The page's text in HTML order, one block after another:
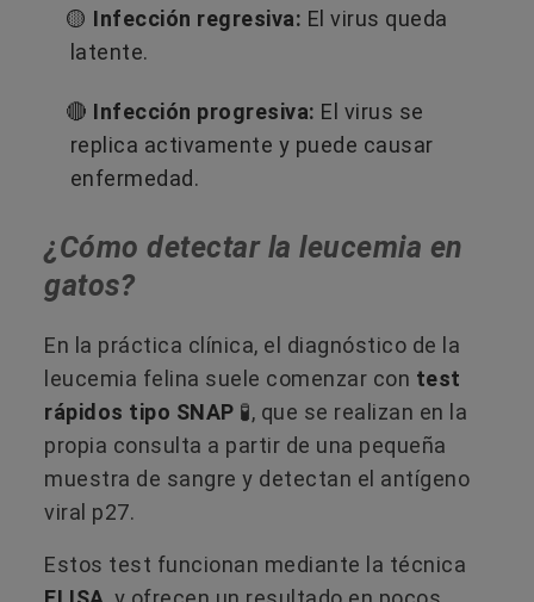
🟡 Infección regresiva: El virus queda
latente.
🔴​ Infección progresiva: El virus se
replica activamente y puede causar
enfermedad.
¿Cómo detectar la leucemia en
gatos?
En la práctica clínica, el diagnóstico de la
leucemia felina suele comenzar con test
rápidos tipo SNAP 🧪​, que se realizan en la
propia consulta a partir de una pequeña
muestra de sangre y detectan el antígeno
viral p27.
Estos test funcionan mediante la técnica